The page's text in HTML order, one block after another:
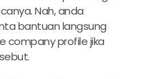
Nah, anda
bantuan langsung
company profile jika